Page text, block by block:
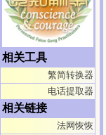
相关工具
繁简转换器
电话提取器
相关链接
法网恢恢